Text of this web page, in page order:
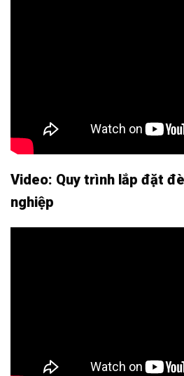
Video: Quy trình lắp đặt
nghiệp